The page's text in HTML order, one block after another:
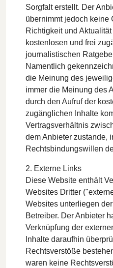
Sorgfalt erstellt. Der
übernimmt jedoch keine
Richtigkeit und
kostenlosen und frei
journalistischen
Namentlich
die Meinung des
immer die Meinung des
durch den Aufruf der
zugänglichen Inhalte
Vertragsverhältnis
dem Anbieter zustande,
Rechtsbindungswillen
2. Externe Links
Diese Website enthält
Websites Dritter
Websites unterliegen
Betreiber. Der Anbieter
Verknüpfung der
Inhalte daraufhin
Rechtsverstöße
waren keine